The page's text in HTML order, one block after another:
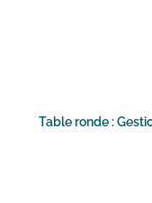
Table ronde :